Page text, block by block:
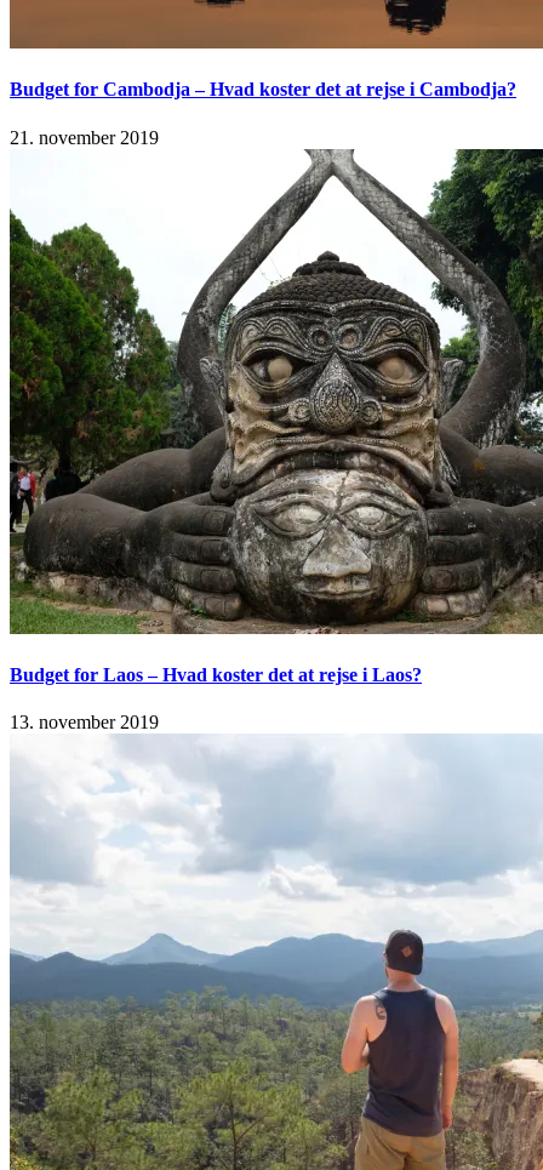
Budget for Cambodja – Hvad koster det at rejse i Cambodja?
21. november 2019
Budget for Laos – Hvad koster det at rejse i Laos?
13. november 2019